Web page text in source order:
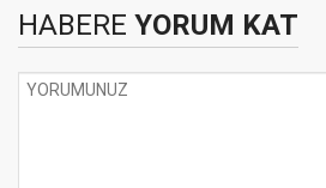
HABERE YORUM KAT